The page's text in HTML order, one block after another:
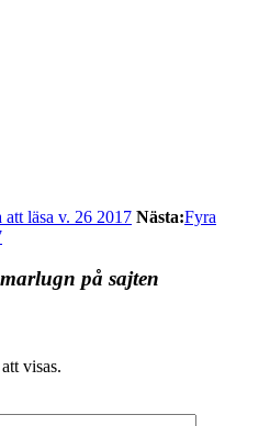
läsa v. 26 2017 Nästa:Fyra
på sajten
visas.